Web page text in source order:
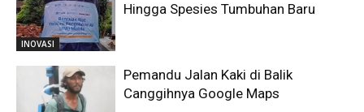
INOVASI
Hingga Spesies Tumbuhan Baru
Pemandu Jalan Kaki di Balik
Canggihnya Google Maps